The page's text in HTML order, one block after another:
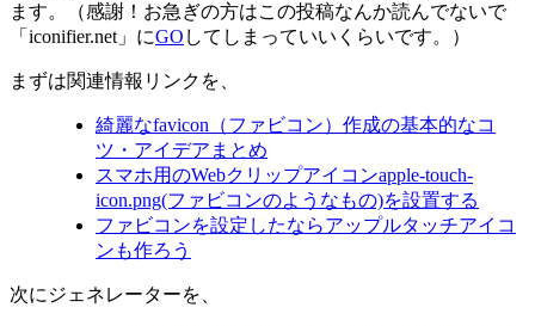
ます。（感謝！お急ぎの方はこの投稿なんか読んでないで
「iconifier.net」にGO してしまっていいくらいです。）
まずは関連情報リンクを、
綺麗なfavicon（ファビコン）作成の基本的なコ
ツ・アイデアまとめ
スマホ用のWebクリップアイコンapple-touch-
icon.png(ファビコンのようなもの)を設置する
ファビコンを設定したならアップルタッチアイコ
ンも作ろう
次にジェネレーターを、